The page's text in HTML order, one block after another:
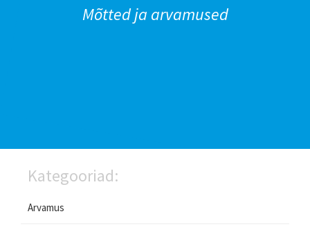
Mõtted ja arvamused
Kategooriad:
Arvamus